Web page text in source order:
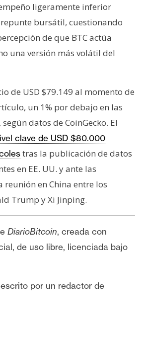
ligeramente inferior
bursátil, cuestionando
de que BTC actúa
una versión más volátil del
de USD $79.149 al momento de
un 1% por debajo en las
datos de CoinGecko. El
clave de USD $80.000
tras la publicación de datos
en EE. UU. y ante las
reunión en China entre los
Trump y Xi Jinping.
DiarioBitcoin, creada con
de uso libre, licenciada bajo
por un redactor de